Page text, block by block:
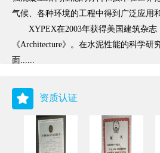
气候、各种环境的工程中得到广泛应用
XYPEX在2003年获得美国建筑杂志
《Architecture》。在水泥性能的科学研
面......
资质认证